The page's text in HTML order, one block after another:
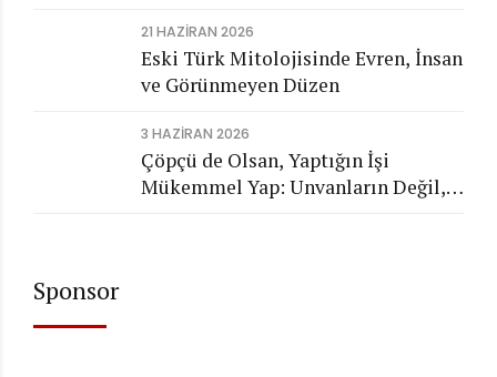
21 HAZIRAN 2026
Eski Türk Mitolojisinde Evren, İnsan
ve Görünmeyen Düzen
3 HAZIRAN 2026
Çöpçü de Olsan, Yaptığın İşi
Mükemmel Yap: Unvanların Değil,
Sponsor